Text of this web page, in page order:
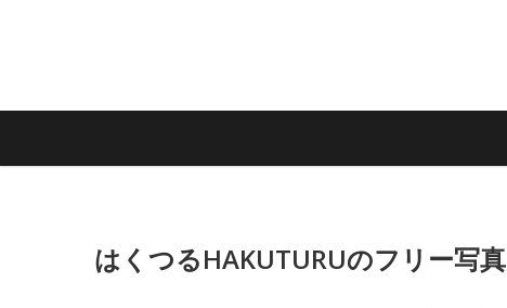
はくつるHAKUTURUのフリー写真